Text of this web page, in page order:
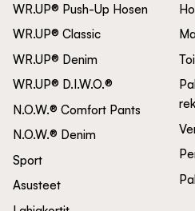
WR.UP® Push-Up Hosen
WR.UP® Classic
WR.UP® Denim
WR.UP® D.I.W.O.®
N.O.W.® Comfort Pants
N.O.W.® Denim
Sport
Asusteet